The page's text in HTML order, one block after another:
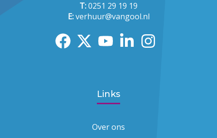
T:0251 29 19 19
E:verhuur@vangool.nl
Links
Over ons